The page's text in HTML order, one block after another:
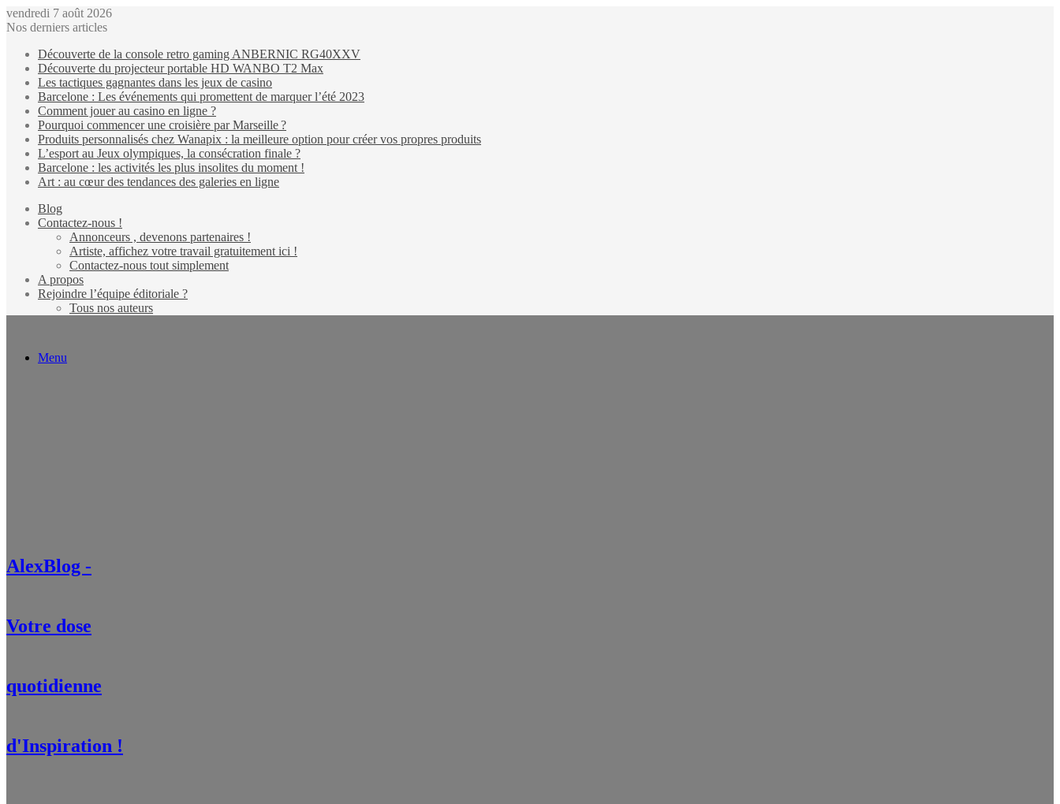
vendredi 7 août 2026
Nos derniers articles
Découverte de la console retro gaming ANBERNIC RG40XXV
Découverte du projecteur portable HD WANBO T2 Max
Les tactiques gagnantes dans les jeux de casino
Barcelone : Les événements qui promettent de marquer l’été 2023
Comment jouer au casino en ligne ?
Pourquoi commencer une croisière par Marseille ?
Produits personnalisés chez Wanapix : la meilleure option pour créer vos propres produits
L’esport au Jeux olympiques, la consécration finale ?
Barcelone : les activités les plus insolites du moment !
Art : au cœur des tendances des galeries en ligne
Blog
Contactez-nous !
Annonceurs , devenons partenaires !
Artiste, affichez votre travail gratuitement ici !
Contactez-nous tout simplement
A propos
Rejoindre l’équipe éditoriale ?
Tous nos auteurs
Menu
AlexBlog -
Votre dose
quotidienne
d'Inspiration !